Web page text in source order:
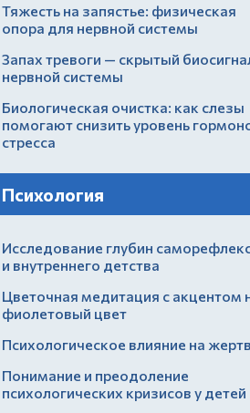
Тяжесть на запястье: физическая
опора для нервной системы
Запах тревоги — скрытый
нервной системы
Биологическая очистка: как слезы
помогают снизить уровень
стресса
Психология
Исследование глубин
и внутреннего детства
Цветочная медитация с акцентом
фиолетовый цвет
Психологическое влияние на
Понимание и преодоление
психологических кризисов у детей